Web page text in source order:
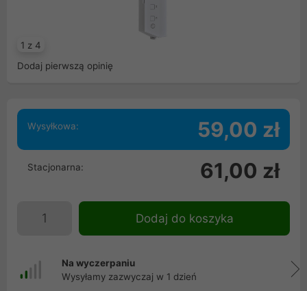
1 z 4
Dodaj pierwszą opinię
Wysyłkowa: 59,00 zł
Stacjonarna: 61,00 zł
Dodaj do koszyka
Na wyczerpaniu
Wysyłamy zazwyczaj w 1 dzień